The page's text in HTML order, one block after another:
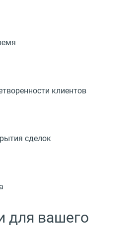
клиентов
сделок
для вашего